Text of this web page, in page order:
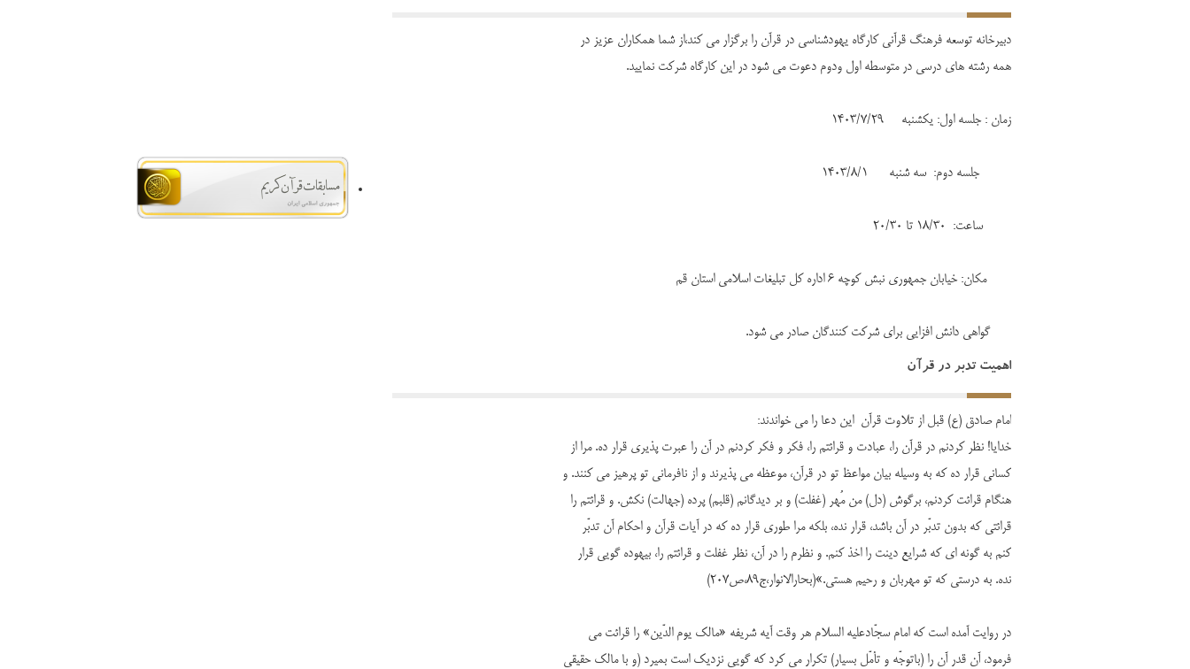
دبیرخانه توسعه فرهنگ قرآنی کارگاه یهودشناسی در قرآن را برگزار می کند،از شما همکاران عزیز در
همه رشته های درسی در متوسطه اول ودوم دعوت می شود در این کارگاه شرکت نمایید.
زمان : جلسه اول: یکشنبه 1403/7/29
جلسه دوم: سه شنبه 1403/8/1
ساعت: 18/30 تا 20/30
مکان: خیابان جمهوری نبش کوچه 6 اداره کل تبلیغات اسلامی استان قم
گواهی دانش افزایی برای شرکت کنندگان صادر می شود.
اهمیت تدبر در قرآن
امام صادق (ع) قبل از تلاوت قرآن این دعا را می خواندند:
خدایا! نظر کردنم در قرآن را، عبادت و قرائتم را، فکر و فکر کردنم در آن را عبرت پذیری قرار ده. مرا از
کسانی قرار ده که به وسیله بیان مواعظ تو در قرآن، موعظه می پذیرند و از نافرمانی تو پرهیز می کنند. و
هنگام قرائت کردنم، برگوش (دل) من مُهر (غفلت) و بر دیدگانم (قلبم) پرده (جهالت) نکش. و قرائتم را
قرائتی که بدون تدبّر در آن باشد، قرار نده، بلکه مرا طوری قرار ده که در آیات قرآن و احکام آن تدبّر
کنم به گونه ای که شرایع دینت را اخذ کنم. و نظرم را در آن، نظر غفلت و قرائتم را، بیهوده گویی قرار
نده. به درستی که تو مهربان و رحیم هستی.»(بحارالانوار،ج89،ص207)
در روایت آمده است که امام سجّادعلیه السلام هر وقت آیه شریفه «مالک یوم الدّین» را قرائت می
فرمود، آن قدر آن را (باتوجّه و تأمّل بسیار) تکرار می کرد که گویی نزدیک است بمیرد (و با مالک حقیقی